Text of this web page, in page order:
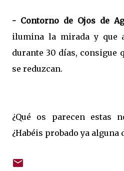
- Contorno de Ojos de
ilumina la mirada y que
durante 30 días, consigue
se reduzcan.
¿Qué os parecen estas
¿Habéis probado ya alguna